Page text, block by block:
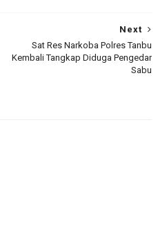
Next
Sat Res Narkoba Polres Tanbu
Kembali Tangkap Diduga Pengedar
Sabu